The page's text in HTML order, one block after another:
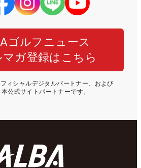
ゴルフニュース
マガ登録はこちら
ィシャルデジタルパートナー、および
本公式サイトパートナーです。